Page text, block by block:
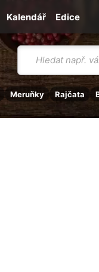
Vyhledávání
Meruňky Rajčata
Kalendář Edice